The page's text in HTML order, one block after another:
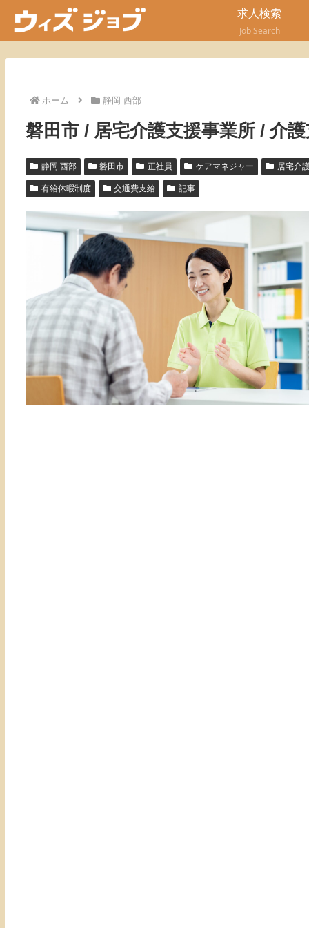
求人検索
Job Search
ホーム 静岡 西部
磐田市 / 居宅介護支援事業所 / 介
静岡 西部 磐田市 正社員 ケアマネジャー 居宅介
有給休暇制度 交通費支給 記事